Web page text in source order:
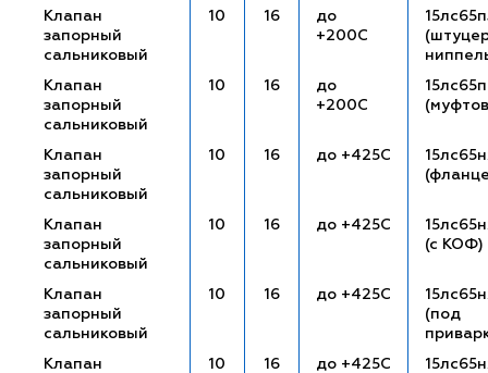
Клапан
запорный
сальниковый
10 16
до
+200С
Клапан
запорный
сальниковый
10 16
до
+200С
Клапан
запорный
сальниковый
10 16 до +425С
Клапан
запорный
сальниковый
10 16 до +425С
(с КОФ)
Клапан
запорный
сальниковый
10 16 до +425С
(под
Клапан
10 16 до +425С